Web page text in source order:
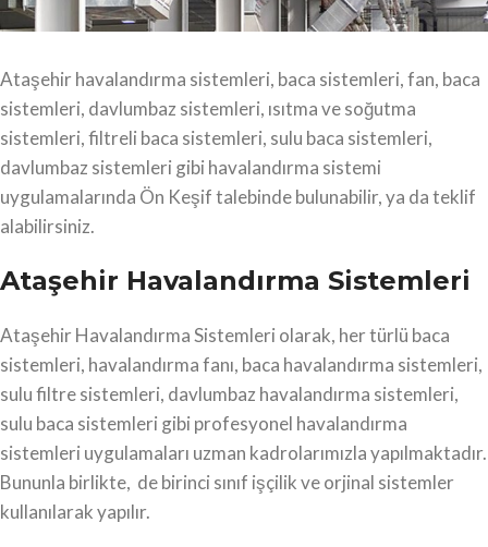
Ataşehir havalandırma sistemleri, baca sistemleri, fan, baca
sistemleri, davlumbaz sistemleri, ısıtma ve soğutma
sistemleri, filtreli baca sistemleri, sulu baca sistemleri,
davlumbaz sistemleri gibi havalandırma sistemi
uygulamalarında Ön Keşif talebinde bulunabilir, ya da teklif
alabilirsiniz.
Ataşehir Havalandırma Sistemleri
Ataşehir Havalandırma Sistemleri olarak, her türlü baca
sistemleri, havalandırma fanı, baca havalandırma sistemleri,
sulu filtre sistemleri, davlumbaz havalandırma sistemleri,
sulu baca sistemleri gibi profesyonel havalandırma
sistemleri uygulamaları uzman kadrolarımızla yapılmaktadır.
Bununla birlikte, de birinci sınıf işçilik ve orjinal sistemler
kullanılarak yapılır.